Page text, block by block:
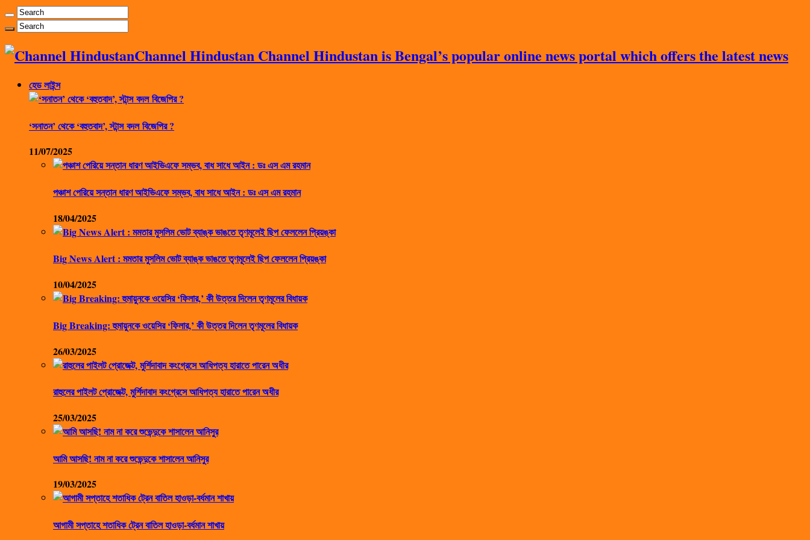
Channel Hindustan Channel Hindustan is Bengal’s popular online news portal which offers the latest news
হেড লাইন্স
‘সনাতন’ থেকে ‘বহুতবাদ’, স্টান্স বদল বিজেপির ?
11/07/2025
পঞ্চাশ পেরিয়ে সন্তান ধারণ আইভিএফে সম্ভব, বাধ সাধে আইন : ডঃ এস এম রহমান
18/04/2025
Big News Alert : মমতার মুসলিম ভোট ব্যাঙ্ক ভাঙতে তৃণমূলেই ছিপ ফেললেন প্রিয়ঙ্কা
10/04/2025
Big Breaking: হুমায়ুনকে ওয়েসির ‘ফিলার,’ কী উত্তর দিলেন তৃণমূলের বিধায়ক
26/03/2025
রাহুলের পাইলট প্রোজেক্ট, মুর্শিদাবাদ কংগ্রেসে আধিপত্য হারাতে পারেন অধীর
25/03/2025
আমি আসছি! নাম না করে শুভেন্দুকে শাসালেন আনিসুর
19/03/2025
আগামী সপ্তাহে শতাধিক ট্রেন বাতিল হাওড়া-বর্ধমান শাখায়